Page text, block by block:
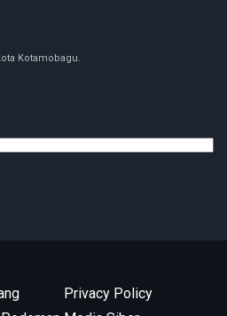
Kotamobagu.
Privacy Policy